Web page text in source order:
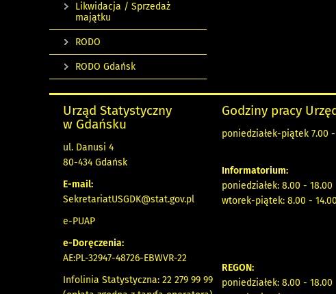
Likwidacja / Sprzedaż
majątku
RODO
RODO Gdańsk
Urząd Statystyczny
w Gdańsku
ul. Danusi 4
80-434 Gdańsk
E-mail:
SekretariatUSGDK@stat.gov.pl
e-PUAP
e-Doręczenia:
AE:PL-32947-48726-EBWVR-22
Infolinia Statystyczna: 22 279 99 99
Godziny pracy
poniedziałek-piątek 7.00 -
Informatorium:
poniedziałek: 8.00 - 18.00
wtorek-piątek: 8.00 - 14.00
REGON:
poniedziałek: 8.00 - 18.00